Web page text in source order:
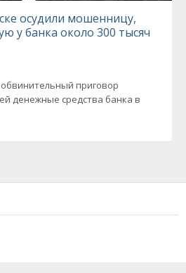
осудили мошенницу,
у банка около 300 тысяч
приговор
денежные средства банка в